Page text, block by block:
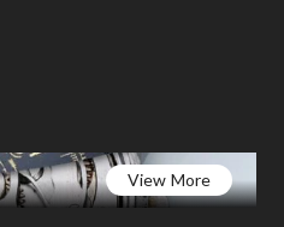
View More